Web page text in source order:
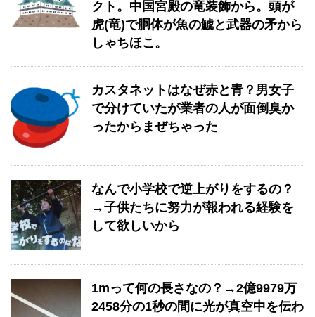
クト。中国宮殿の竜装飾から。頭が
虎(竜)で胴体が魚の鯱と武器の矛から
しゃちほこ。
カスタネットはなぜ赤と青？男女子
で分けていたが業者の人が面倒臭か
ったからまぜちゃった
なんで小学校で逆上がりをするの？
→子供たちに努力が報われる経験を
して欲しいから
1mって何の長さなの？→2億9979万
2458分の1秒の間に光が真空中を伝わ